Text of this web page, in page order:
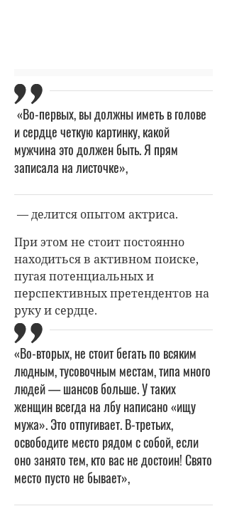
«Во-первых, вы должны иметь в голове
и сердце четкую картинку, какой
мужчина это должен быть. Я прям
записала на листочке»,
— делится опытом актриса.
При этом не стоит постоянно
находиться в активном поиске,
пугая потенциальных и
перспективных претендентов на
руку и сердце.
«Во-вторых, не стоит бегать по всяким
людным, тусовочным местам, типа много
людей — шансов больше. У таких
женщин всегда на лбу написано «ищу
мужа». Это отпугивает. В-третьих,
освободите место рядом с собой, если
оно занято тем, кто вас не достоин! Свято
место пусто не бывает»,